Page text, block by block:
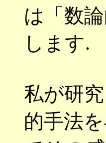
は「数
します.
私が研
的手法